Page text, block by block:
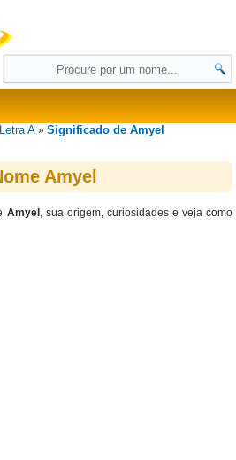
A »Significado de Amyel
Amyel
Amyel , sua origem, curiosidades e veja como